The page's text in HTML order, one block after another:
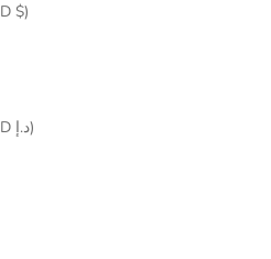
U.S. Outlying Islands (USD $)
United Arab Emirates (AED د.إ)